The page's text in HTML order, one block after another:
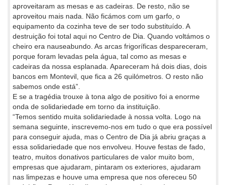
aproveitaram as mesas e as cadeiras. De resto, não se
aproveitou mais nada. Não ficámos com um garfo, o
equipamento da cozinha teve de ser todo substituído. A
destruição foi total aqui no Centro de Dia. Quando voltámos o
cheiro era nauseabundo. As arcas frigoríficas despareceram,
porque foram levadas pela água, tal como as mesas e
cadeiras da nossa esplanada. Apareceram há dois dias, dois
bancos em Montevil, que fica a 26 quilómetros. O resto não
sabemos onde está”.
E se a tragédia trouxe à tona algo de positivo foi a enorme
onda de solidariedade em torno da instituição.
“Temos sentido muita solidariedade à nossa volta. Logo na
semana seguinte, inscrevemo-nos em tudo o que era possível
para conseguir ajuda, mas o Centro de Dia já abriu graças a
essa solidariedade que nos envolveu. Houve festas de fado,
teatro, muitos donativos particulares de valor muito bom,
empresas que ajudaram, pintaram os exteriores, ajudaram
nas limpezas e houve uma empresa que nos ofereceu 50